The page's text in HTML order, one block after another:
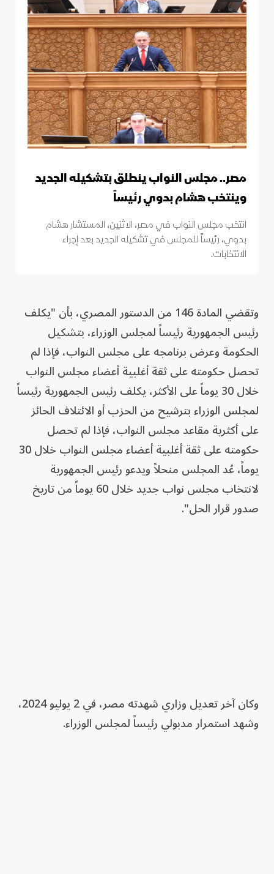
مصر.. مجلس النواب ينطلق بتشكيله الجديد
وينتخب هشام بدوي رئيساً
انتخب مجلس النواب في مصر، الاثنين، المستشار هشام
بدوي، رئيساً للمجلس في تشكيله الجديد بعد إجراء
الانتخابات.
وتقضي المادة 146 من الدستور المصري، بأن "يكلف
رئيس الجمهورية رئيساً لمجلس الوزراء، بتشكيل
الحكومة وعرض برنامجه على مجلس النواب، فإذا لم
تحصل حكومته على ثقة أغلبية أعضاء مجلس النواب
خلال 30 يوماً على الأكثر، يكلف رئيس الجمهورية رئيساً
لمجلس الوزراء بترشيح من الحزب أو الائتلاف الحائز
على أكثرية مقاعد مجلس النواب، فإذا لم تحصل
حكومته على ثقة أغلبية أعضاء مجلس النواب خلال 30
يوماً، عُد المجلس منحلاً ويدعو رئيس الجمهورية
لانتخاب مجلس نواب جديد خلال 60 يوماً من تاريخ
صدور قرار الحل".
وكان آخر تعديل وزاري شهدته مصر، في 2 يوليو 2024،
وشهد استمرار مدبولي رئيساً لمجلس الوزراء.